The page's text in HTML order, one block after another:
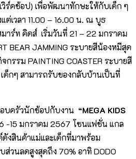
วิร์คช้อป) เพื่อพัฒนาทักษะให้กับเด็ก ๆ
ต่เวลา 11.00 – 16.00 น. ณ บูธ
าร์ท คิดส์ เริ่มวันที่ 21 – 22 มกราคม
BEAR JAMMING ระบายสีน้องหมีสุด
รรม PAINTING COASTER ระบายสี
ด็กๆ สามารถรับของกลับบ้านเป็นที่
บครัวนักช้อปกับงาน “MEGA KIDS
-15 มกราคม 2567 โซนแฟชั่น แกล
งสินค้าแม่และเด็กที่มาพร้อม
วนลดสูงสุดถึง 70% อาทิ DODO